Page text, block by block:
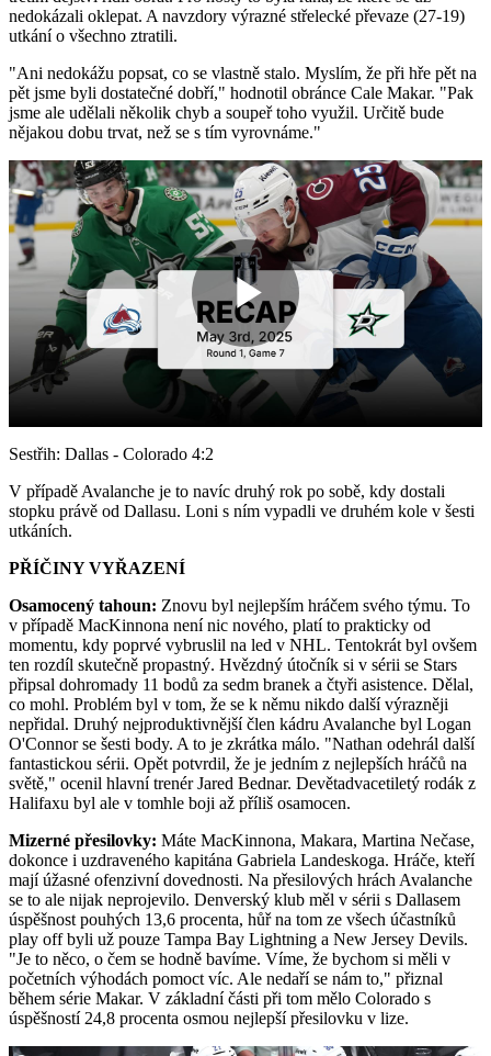
nedokázali oklepat. A navzdory výrazné střelecké převaze (27-19)
utkání o všechno ztratili.
"Ani nedokážu popsat, co se vlastně stalo. Myslím, že při hře pět na
pět jsme byli dostatečné dobří," hodnotil obránce Cale Makar. "Pak
jsme ale udělali několik chyb a soupeř toho využil. Určitě bude
nějakou dobu trvat, než se s tím vyrovnáme."
Play
Sestřih: Dallas - Colorado 4:2
V případě Avalanche je to navíc druhý rok po sobě, kdy dostali
stopku právě od Dallasu. Loni s ním vypadli ve druhém kole v šesti
utkáních.
PŘÍČINY VYŘAZENÍ
Osamocený tahoun: Znovu byl nejlepším hráčem svého týmu. To
v případě MacKinnona není nic nového, platí to prakticky od
momentu, kdy poprvé vybruslil na led v NHL. Tentokrát byl ovšem
ten rozdíl skutečně propastný. Hvězdný útočník si v sérii se Stars
připsal dohromady 11 bodů za sedm branek a čtyři asistence. Dělal,
co mohl. Problém byl v tom, že se k němu nikdo další výrazněji
nepřidal. Druhý nejproduktivnější člen kádru Avalanche byl Logan
O'Connor se šesti body. A to je zkrátka málo. "Nathan odehrál další
fantastickou sérii. Opět potvrdil, že je jedním z nejlepších hráčů na
světě," ocenil hlavní trenér Jared Bednar. Devětadvacetiletý rodák z
Halifaxu byl ale v tomhle boji až příliš osamocen.
Mizerné přesilovky: Máte MacKinnona, Makara, Martina Nečase,
dokonce i uzdraveného kapitána Gabriela Landeskoga. Hráče, kteří
mají úžasné ofenzivní dovednosti. Na přesilových hrách Avalanche
se to ale nijak neprojevilo. Denverský klub měl v sérii s Dallasem
úspěšnost pouhých 13,6 procenta, hůř na tom ze všech účastníků
play off byli už pouze Tampa Bay Lightning a New Jersey Devils.
"Je to něco, o čem se hodně bavíme. Víme, že bychom si měli v
početních výhodách pomoct víc. Ale nedaří se nám to," přiznal
během série Makar. V základní části při tom mělo Colorado s
úspěšností 24,8 procenta osmou nejlepší přesilovku v lize.